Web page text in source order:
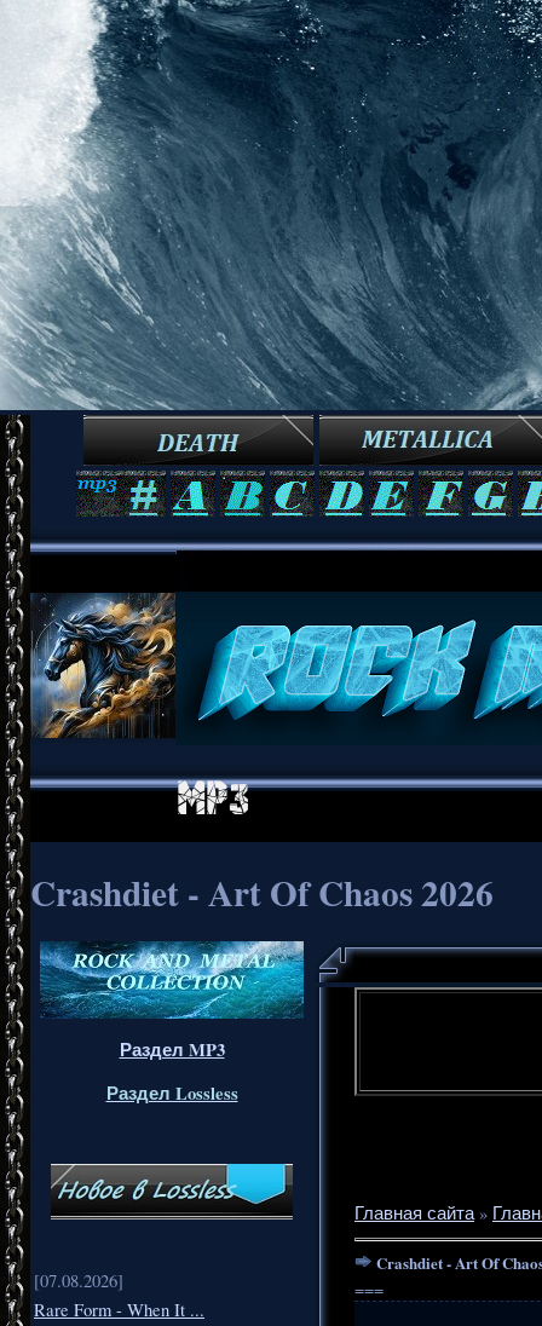
Crashdiet - Art Of Chaos 2026
Раздел MP3
Раздел Lossless
[07.08.2026]
Rare Form - When It ...
Главная сайта»
Crashdiet - Art Of
===